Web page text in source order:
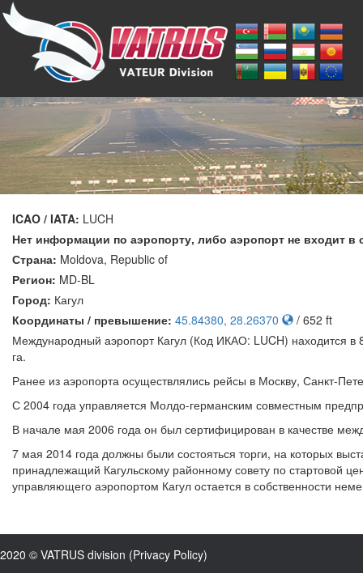
ICAO / IATA: LUCH
Нет информации по аэропорту, либо аэропорт не входит в
Страна: Moldova, Republic of
Регион: MD-BL
Город: Кагул
Координаты / превышение: 45.84380, 28.26370
/ 652 ft
Международный аэропорт Кагул (Код ИКАО: LUCH) находится
га.
Ранее из аэропорта осуществлялись рейсы в Москву, Санкт-
С 2004 года управляется Молдо-германским совместным
В начале мая 2006 года он был сертифицирован в качестве
7 мая 2014 года должны были состояться торги, на которых
принадлежащий Кагульскому районному совету по стартовой
управляющего аэропортом Кагул остается в собственности
2020 © VATRUS division (Privacy Policy)